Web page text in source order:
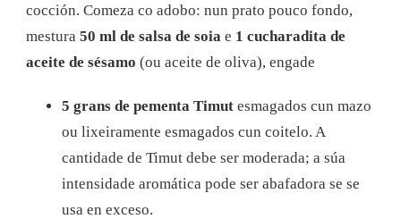
cocción. Comeza co adobo: nun prato pouco fondo,
mestura 50 ml de salsa de soia e 1 cucharadita de
aceite de sésamo (ou aceite de oliva), engade
5 grans de pementa Timut esmagados cun mazo
ou lixeiramente esmagados cun coitelo. A
cantidade de Timut debe ser moderada; a súa
intensidade aromática pode ser abafadora se se
usa en exceso.